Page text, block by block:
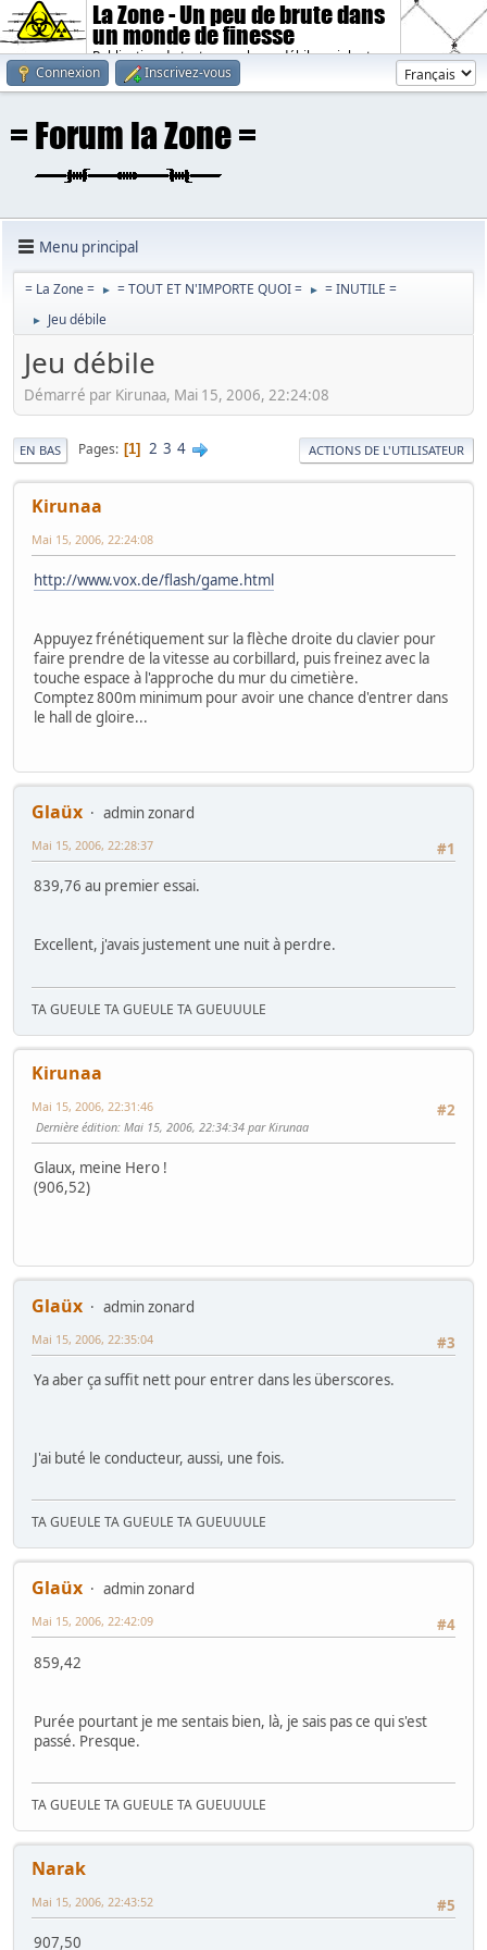
La Zone - Un peu de brute dans
un monde de finesse
Publication de textes sombres, débiles, violents.
Connexion
Inscrivez-vous
Menu principal
= La Zone = ► = TOUT ET N'IMPORTE QUOI = ► = INUTILE =
► Jeu débile
Jeu débile
Démarré par Kirunaa, Mai 15, 2006, 22:24:08
EN BAS Pages 1 2 3 4 ACTIONS DE L'UTILISATEUR
Kirunaa
Mai 15, 2006, 22:24:08
http://www.vox.de/flash/game.html
Appuyez frénétiquement sur la flèche droite du clavier pour
faire prendre de la vitesse au corbillard, puis freinez avec la
touche espace à l'approche du mur du cimetière.
Comptez 800m minimum pour avoir une chance d'entrer dans
le hall de gloire...
Glaüx
admin zonard
#1
Mai 15, 2006, 22:28:37
839,76 au premier essai.
Excellent, j'avais justement une nuit à perdre.
TA GUEULE TA GUEULE TA GUEUUULE
Kirunaa
#2
Mai 15, 2006, 22:31:46
Dernière édition: Mai 15, 2006, 22:34:34 par Kirunaa
Glaux, meine Hero !
(906,52)
Glaüx
admin zonard
#3
Mai 15, 2006, 22:35:04
Ya aber ça suffit nett pour entrer dans les überscores.
J'ai buté le conducteur, aussi, une fois.
TA GUEULE TA GUEULE TA GUEUUULE
Glaüx
admin zonard
#4
Mai 15, 2006, 22:42:09
859,42
Purée pourtant je me sentais bien, là, je sais pas ce qui s'est
passé. Presque.
TA GUEULE TA GUEULE TA GUEUUULE
Narak
#5
Mai 15, 2006, 22:43:52
907,50